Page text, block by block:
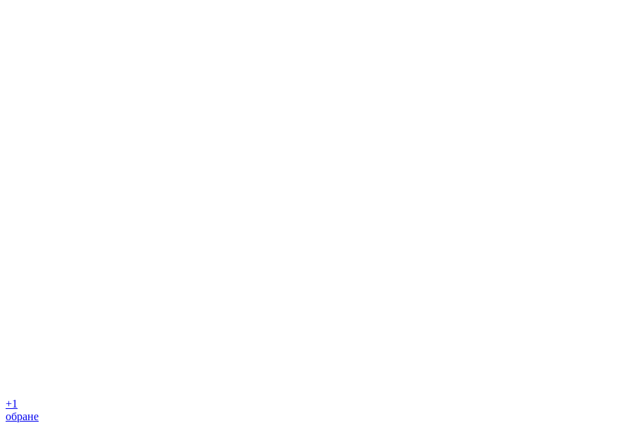
+1
обране